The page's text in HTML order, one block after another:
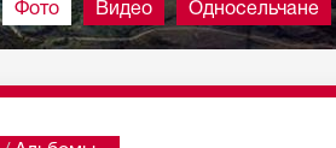
Фото Видео Односельчане